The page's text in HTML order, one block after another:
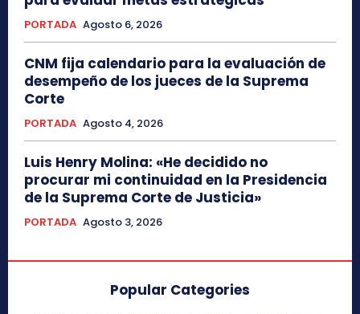
PORTADA Agosto 6, 2026
CNM fija calendario para la evaluación de
desempeño de los jueces de la Suprema
Corte
PORTADA Agosto 4, 2026
Luis Henry Molina: «He decidido no
procurar mi continuidad en la Presidencia
de la Suprema Corte de Justicia»
PORTADA Agosto 3, 2026
Popular Categories